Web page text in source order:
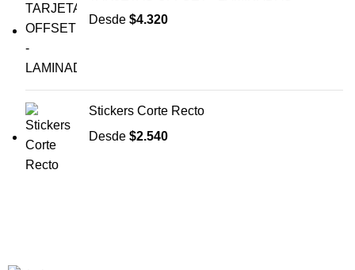
Desde $4.320
Stickers Corte Recto
Desde $2.540